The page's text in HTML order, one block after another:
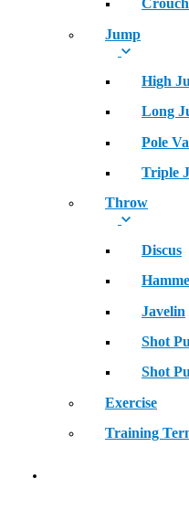
Jump
High
Long
Pole
Triple
Throw
Discus
Javelin
Shot
Shot
Exercise
Training